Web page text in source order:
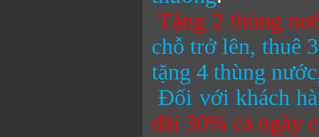
Tặng 2 thùng
chỗ trở lên, thuê
tặng 4 thùng
Đối với khách
đãi 30% cả ngày